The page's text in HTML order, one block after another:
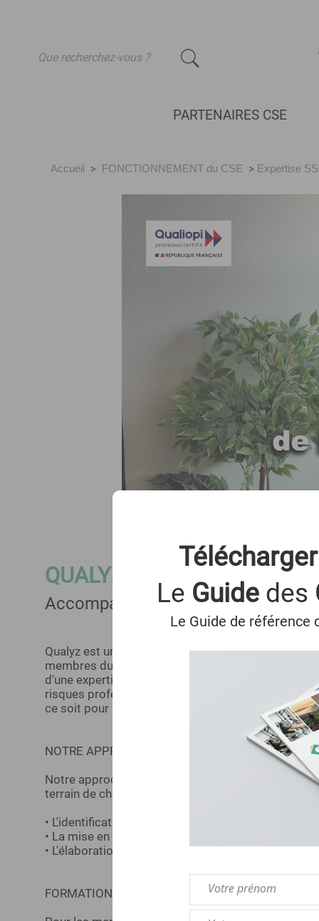
PARTENAIRES CSE
Accueil > FONCTIONNEMENT du CSE > Expertise
Qualyz est un organisme de formation spécialisé
membres du CSE sur les enjeux de Santé,
d'une expertise reconnue et de formateurs
risques professionnels et le respect du cadre
ce soit pour les directions d'entreprise ou pour les
NOTRE APPROCHE DE L'EXPERTISE SSCT
Notre approche de l'expertise SSCT repose sur
terrain de chaque organisation. Nous
• L'identification et l'évaluation de leurs risques
• La mise en conformité de leurs pratiques
• L'élaboration de plans de prévention concrets et
FORMATIONS AGRÉÉES POUR LES ÉLUS
QUALYZ
Accompagnement à 100% pour les
Télécharger
Le Guide des
Le Guide de référence